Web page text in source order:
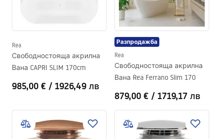
Rea
Свободностояща акрилна
Вана CAPRI SLIM 170cm
985,00 € / 1926,49 лв
Разпродажба
Rea
Свободностояща акрилна
Вана Rea Ferrano Slim 170
879,00 € / 1719,17 лв